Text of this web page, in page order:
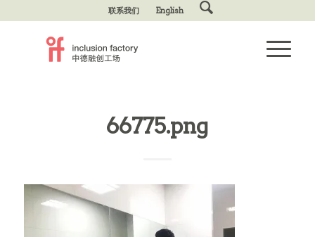
联系我们 English
66775.png